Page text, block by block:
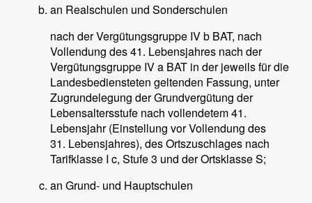
an Realschulen und Sonderschulen
nach der Vergütungsgruppe IV b BAT, nach
Vollendung des 41. Lebensjahres nach der
Vergütungsgruppe IV a BAT in der jeweils für die
Landesbediensteten geltenden Fassung, unter
Zugrundelegung der Grundvergütung der
Lebensaltersstufe nach vollendetem 41.
Lebensjahr (Einstellung vor Vollendung des
31. Lebensjahres), des Ortszuschlages nach
Tarifklasse I c, Stufe 3 und der Ortsklasse S;
an Grund- und Hauptschulen